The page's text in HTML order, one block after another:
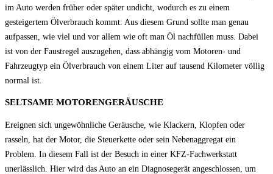
im Auto werden früher oder später undicht, wodurch es zu einem
gesteigertem Ölverbrauch kommt. Aus diesem Grund sollte man genau
aufpassen, wie viel und vor allem wie oft man Öl nachfüllen muss. Dabei
ist von der Faustregel auszugehen, dass abhängig vom Motoren- und
Fahrzeugtyp ein Ölverbrauch von einem Liter auf tausend Kilometer völlig
normal ist.
SELTSAME MOTORENGERÄUSCHE
Ereignen sich ungewöhnliche Geräusche, wie Klackern, Klopfen oder
rasseln, hat der Motor, die Steuerkette oder sein Nebenaggregat ein
Problem. In diesem Fall ist der Besuch in einer KFZ-Fachwerkstatt
unerlässlich. Hier wird das Auto an ein Diagnosegerät angeschlossen, um